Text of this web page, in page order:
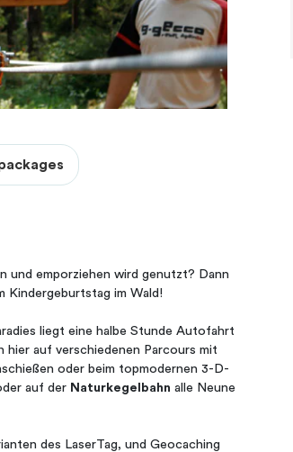
und emporziehen wird genutzt? Dann
Kindergeburtstag im Wald!
liegt eine halbe Stunde Autofahrt
auf verschiedenen Parcours mit
oder beim topmodernen 3-D-
auf der Naturkegelbahn alle Neune
des LaserTag, und Geocaching